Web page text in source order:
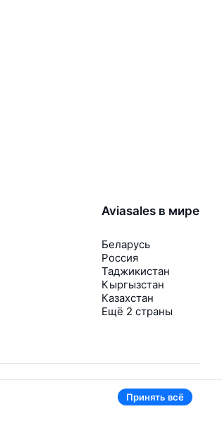
Aviasales в мире
Беларусь
Россия
Таджикистан
Кыргызстан
Казахстан
Ещё 2 страны
Принять всё